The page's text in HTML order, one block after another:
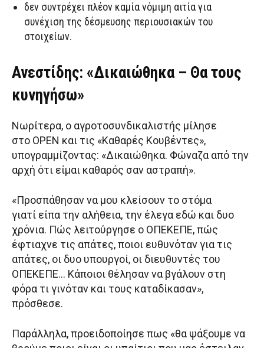
δεν συντρέχει πλέον καμία νόμιμη αιτία για
συνέχιση της δέσμευσης περιουσιακών του
στοιχείων.
Ανεστίδης: «Δικαιώθηκα – Θα τους
κυνηγήσω»
Νωρίτερα, ο αγροτοσυνδικαλιστής μίλησε
στο OPEN και τις «Καθαρές Κουβέντες»,
υπογραμμίζοντας: «Δικαιώθηκα. Φώναζα από την
αρχή ότι είμαι καθαρός σαν αστραπή».
«Προσπάθησαν να μου κλείσουν το στόμα
γιατί είπα την αλήθεια, την έλεγα εδώ και δυο
χρόνια. Πώς λειτούργησε ο ΟΠΕΚΕΠΕ, πώς
έφτιαχνε τις απάτες, ποιοι ευθυνόταν για τις
απάτες, οι δυο υπουργοί, οι διευθυντές του
ΟΠΕΚΕΠΕ… Κάποιοι θέλησαν να βγάλουν στη
φόρα τι γινόταν και τους καταδίκασαν»,
πρόσθεσε.
Παράλληλα, προειδοποίησε πως «θα ψάξουμε να